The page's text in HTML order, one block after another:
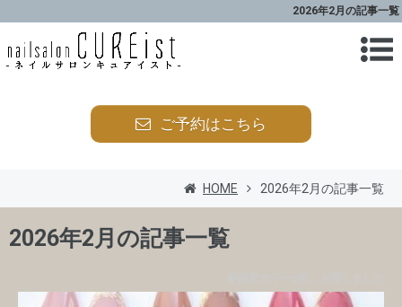
2026年2月の記事一覧
ご予約はこちら
HOME 2026年2月の記事一覧
2026年2月の記事一覧